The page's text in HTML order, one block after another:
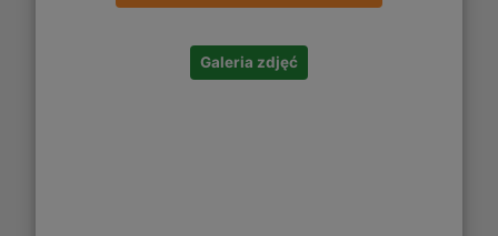
Galeria zdjęć